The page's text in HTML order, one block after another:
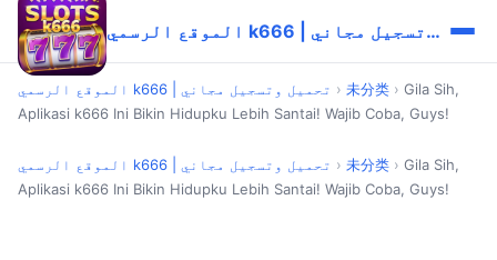
الموقع الرسمي k666 | تحميل وتسجيل مجاني
الموقع الرسمي k666 | تحميل وتسجيل مجاني › 未分类 › Gila Sih,
Aplikasi k666 Ini Bikin Hidupku Lebih Santai! Wajib Coba, Guys!
الموقع الرسمي k666 | تحميل وتسجيل مجاني › 未分类 › Gila Sih,
Aplikasi k666 Ini Bikin Hidupku Lebih Santai! Wajib Coba, Guys!